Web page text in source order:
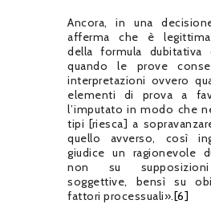
Ancora, in una
afferma che è legittima
della formula dubitativa
quando le prove
interpretazioni ovvero
elementi di prova a
l’imputato in modo che
tipi [riesca] a
quello avverso, così
giudice un ragionevole
non su
soggettive, bensì su
fattori processuali».[6]